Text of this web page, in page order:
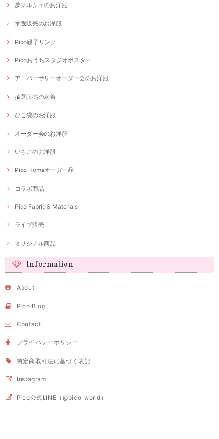
夢マルシェのお洋服
抽選販売のお洋服
Pico親子リンク
Picoおうちスタジオポスター
アニバーサリーオーダー会のお洋服
抽選販売の水着
ぴこ袋のお洋服
オーダー会のお洋服
いちごのお洋服
Pico Homeオーダー品
コラボ商品
Pico Fabric & Materials
ライブ販売
オリジナル商品
Information
About
Pico Blog
Contact
プライバシーポリシー
特定商取引法に基づく表記
Instagram
Pico公式LINE（@pico_world）